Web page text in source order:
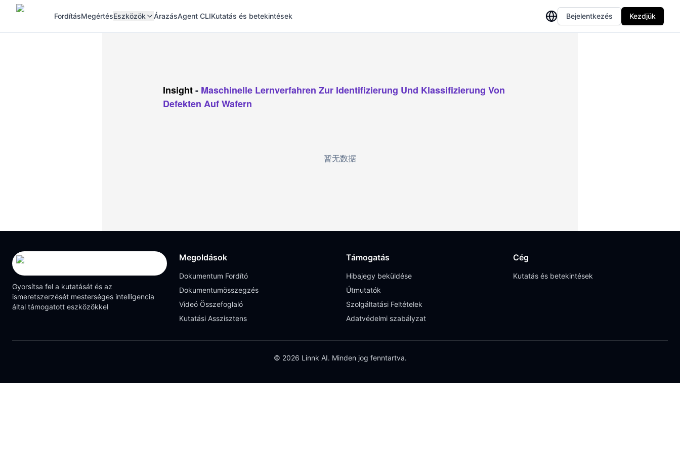
FordításMegértésEszközök ÁrazásAgent CLIKutatás és betekintések Bejelentkezés Kezdjük
Insight- Maschinelle Lernverfahren Zur Identifizierung Und Klassifizierung Von
Defekten Auf Wafern
暂无数据
Gyorsítsa fel a kutatását és az
ismeretszerzését mesterséges intelligencia
által támogatott eszközökkel
Megoldások
Dokumentum Fordító
Dokumentumösszegzés
Videó Összefoglaló
Kutatási Asszisztens
Támogatás
Hibajegy beküldése
Útmutatók
Szolgáltatási Feltételek
Adatvédelmi szabályzat
Cég
Kutatás és betekintések
© 2026 Linnk AI. Minden jog fenntartva.